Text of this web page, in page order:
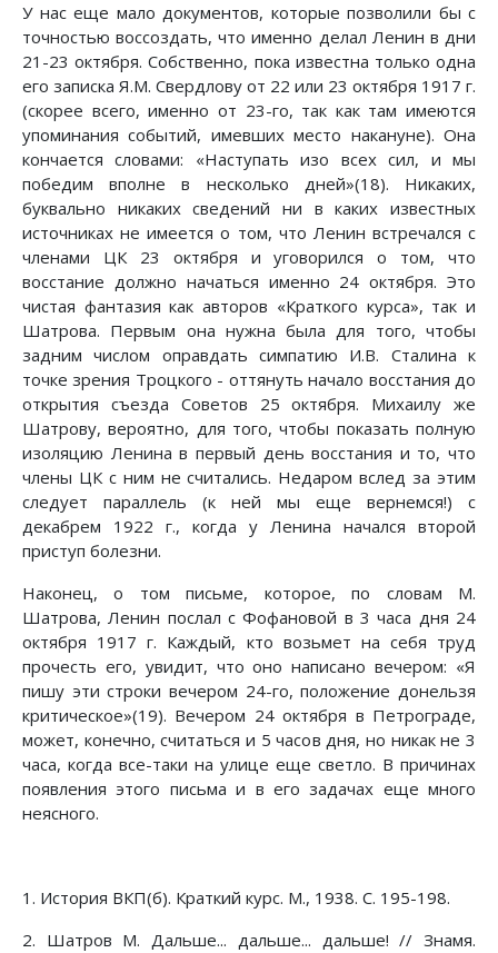
У нас еще мало документов, которые позволили бы с
точностью воссоздать, что именно делал Ленин в дни
21-23 октября. Собственно, пока известна только одна
его записка Я.М. Свердлову от 22 или 23 октября 1917 г.
(скорее всего, именно от 23-го, так как там имеются
упоминания событий, имевших место накануне). Она
кончается словами: «Наступать изо всех сил, и мы
победим вполне в несколько дней»(18). Никаких,
буквально никаких сведений ни в каких известных
источниках не имеется о том, что Ленин встречался с
членами ЦК 23 октября и уговорился о том, что
восстание должно начаться именно 24 октября. Это
чистая фантазия как авторов «Краткого курса», так и
Шатрова. Первым она нужна была для того, чтобы
задним числом оправдать симпатию И.В. Сталина к
точке зрения Троцкого - оттянуть начало восстания до
открытия съезда Советов 25 октября. Михаилу же
Шатрову, вероятно, для того, чтобы показать полную
изоляцию Ленина в первый день восстания и то, что
члены ЦК с ним не считались. Недаром вслед за этим
следует параллель (к ней мы еще вернемся!) с
декабрем 1922 г., когда у Ленина начался второй
приступ болезни.
Наконец, о том письме, которое, по словам М.
Шатрова, Ленин послал с Фофановой в 3 часа дня 24
октября 1917 г. Каждый, кто возьмет на себя труд
прочесть его, увидит, что оно написано вечером: «Я
пишу эти строки вечером 24-го, положение донельзя
критическое»(19). Вечером 24 октября в Петрограде,
может, конечно, считаться и 5 часов дня, но никак не 3
часа, когда все-таки на улице еще светло. В причинах
появления этого письма и в его задачах еще много
неясного.
1. История ВКП(б). Краткий курс. М., 1938. С. 195-198.
2. Шатров М. Дальше... дальше... дальше! // Знамя.